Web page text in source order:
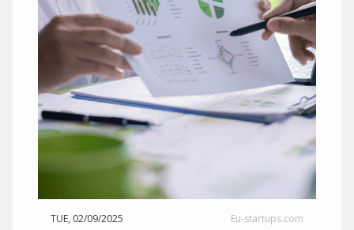
TUE, 02/09/2025 Eu-startups.com